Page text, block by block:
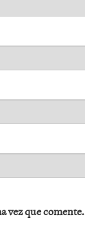
vez que comente.